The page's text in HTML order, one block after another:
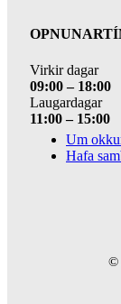
Virkir dagar
09:00 – 18:00
Laugardagar
11:00 – 15:00
Um
Hafa
©